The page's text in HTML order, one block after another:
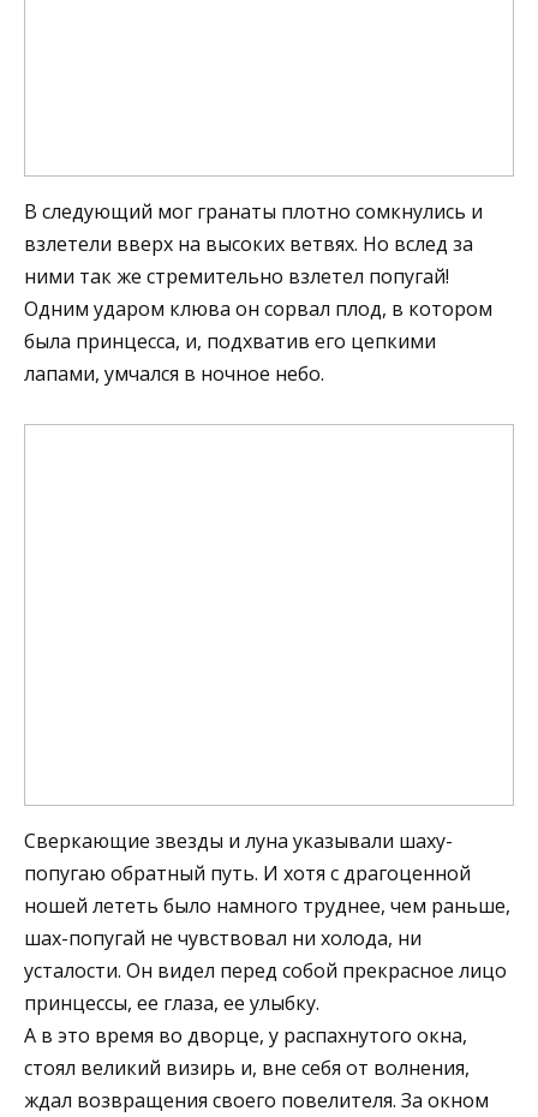
В следующий мог гранаты плотно сомкнулись и
взлетели вверх на высоких ветвях. Но вслед за
ними так же стремительно взлетел попугай!
Одним ударом клюва он сорвал плод, в котором
была принцесса, и, подхватив его цепкими
лапами, умчался в ночное небо.
Сверкающие звезды и луна указывали шаху-
попугаю обратный путь. И хотя с драгоценной
ношей лететь было намного труднее, чем раньше,
шах-попугай не чувствовал ни холода, ни
усталости. Он видел перед собой прекрасное лицо
принцессы, ее глаза, ее улыбку.
А в это время во дворце, у распахнутого окна,
стоял великий визирь и, вне себя от волнения,
ждал возвращения своего повелителя. За окном